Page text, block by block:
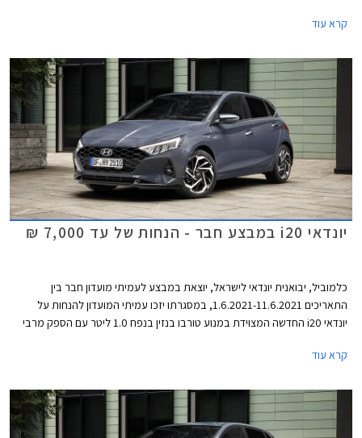
ריבית אטרקטיביים. בנוסף תוצע הלוואה בתנאים מועדפים במסגרת תכנית
ייערך בכל אולמות התצוגה של יונדאי ברחבי הארץ.
קרא עוד
יונדאי i20 במבצע חבר - הנחות של עד 7,000 ₪
כלמוביל, יבואנית יונדאי לישראל, יוצאת במבצע לעמיתי מועדון חבר בין
התאריכים 1.6.2021-11.6.2021, במסגרתו יזכו עמיתי המועדון להנחות על
יונדאי i20 החדשה המצוידת במנוע טורבו בנזין בנפח 1.0 ליטר עם הספק מרבי
קרא עוד